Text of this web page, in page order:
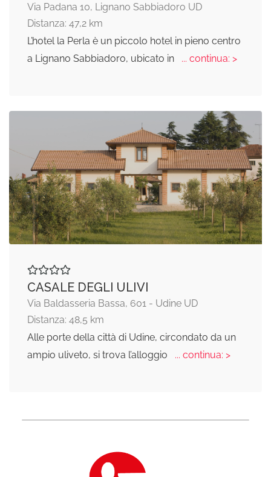
Via Padana 10, Lignano Sabbiadoro UD
Distanza: 47,2 km
L’hotel la Perla è un piccolo hotel in pieno centro
a Lignano Sabbiadoro, ubicato in
... continua: >
CASALE DEGLI ULIVI
Via Baldasseria Bassa, 601 - Udine UD
Distanza: 48,5 km
Alle porte della città di Udine, circondato da un
ampio uliveto, si trova l’alloggio
... continua: >